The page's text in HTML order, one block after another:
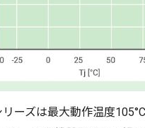
ーズは最大動作温度